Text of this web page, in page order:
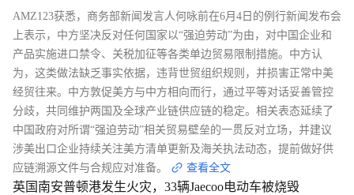
AMZ123获悉，商务部新闻发言人何咏前在6月4日的例行新闻发布会
上表示，中方坚决反对任何国家以“强迫劳动”为由，对中国企业和
产品实施进口禁令、关税加征等各类单边贸易限制措施。中方认
为，这类做法缺乏事实依据，违背世贸组织规则，并损害正常中美
经贸往来。中方敦促美方与中方相向而行，通过平等对话妥善管控
分歧，共同维护两国及全球产业链供应链的稳定。相关表态延续了
中国政府对所谓“强迫劳动”相关贸易壁垒的一贯反对立场，并建议
涉美出口企业持续关注美方清单更新及海关执法动态，提前做好供
应链溯源文件与合规应对准备。
查看全文
英国南安普顿港发生火灾，33辆Jaecoo电动车被烧毁